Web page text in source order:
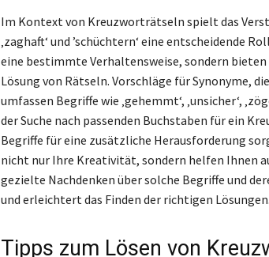
Im Kontext von Kreuzworträtseln spielt das
‚zaghaft‘ und ’schüchtern‘ eine entscheidende
eine bestimmte Verhaltensweise, sondern
Lösung von Rätseln. Vorschläge für Synonyme,
umfassen Begriffe wie ‚gehemmt‘, ‚unsicher‘,
der Suche nach passenden Buchstaben für ein
Begriffe für eine zusätzliche Herausforderung
nicht nur Ihre Kreativität, sondern helfen Ihnen
gezielte Nachdenken über solche Begriffe und
und erleichtert das Finden der richtigen Lösungen.
Tipps zum Lösen von